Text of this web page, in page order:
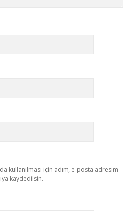
kullanılması için adım, e-posta adresim
kaydedilsin.